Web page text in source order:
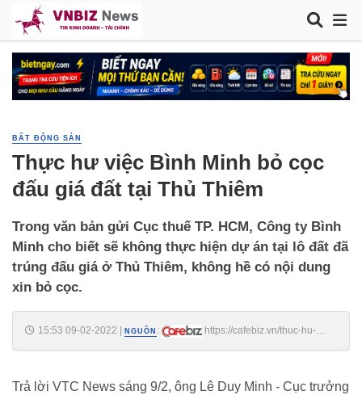
BẤT ĐỘNG SẢN
Thực hư việc Bình Minh bỏ cọc
đấu giá đất tại Thủ Thiêm
Trong văn bản gửi Cục thuế TP. HCM, Công ty Bình
Minh cho biết sẽ không thực hiện dự án tại lô đất đã
trúng đấu giá ở Thủ Thiêm, không hề có nội dung
xin bỏ cọc.
15:53 09-02-2022 NGUỒN :
https://cafebiz.vn/thuc-hu-
Trả lời VTC News sáng 9/2, ông Lê Duy Minh - Cục trưởng